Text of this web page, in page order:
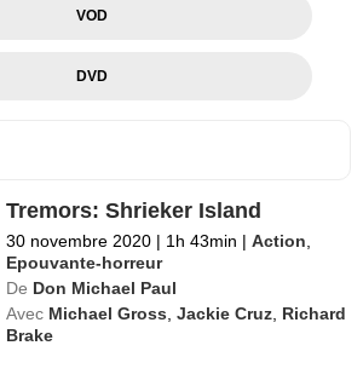
VOD
DVD
Tremors: Shrieker Island
30 novembre 2020 | 1h 43min | Action,
Epouvante-horreur
De Don Michael Paul
Avec Michael Gross,Jackie Cruz, Richard
Brake